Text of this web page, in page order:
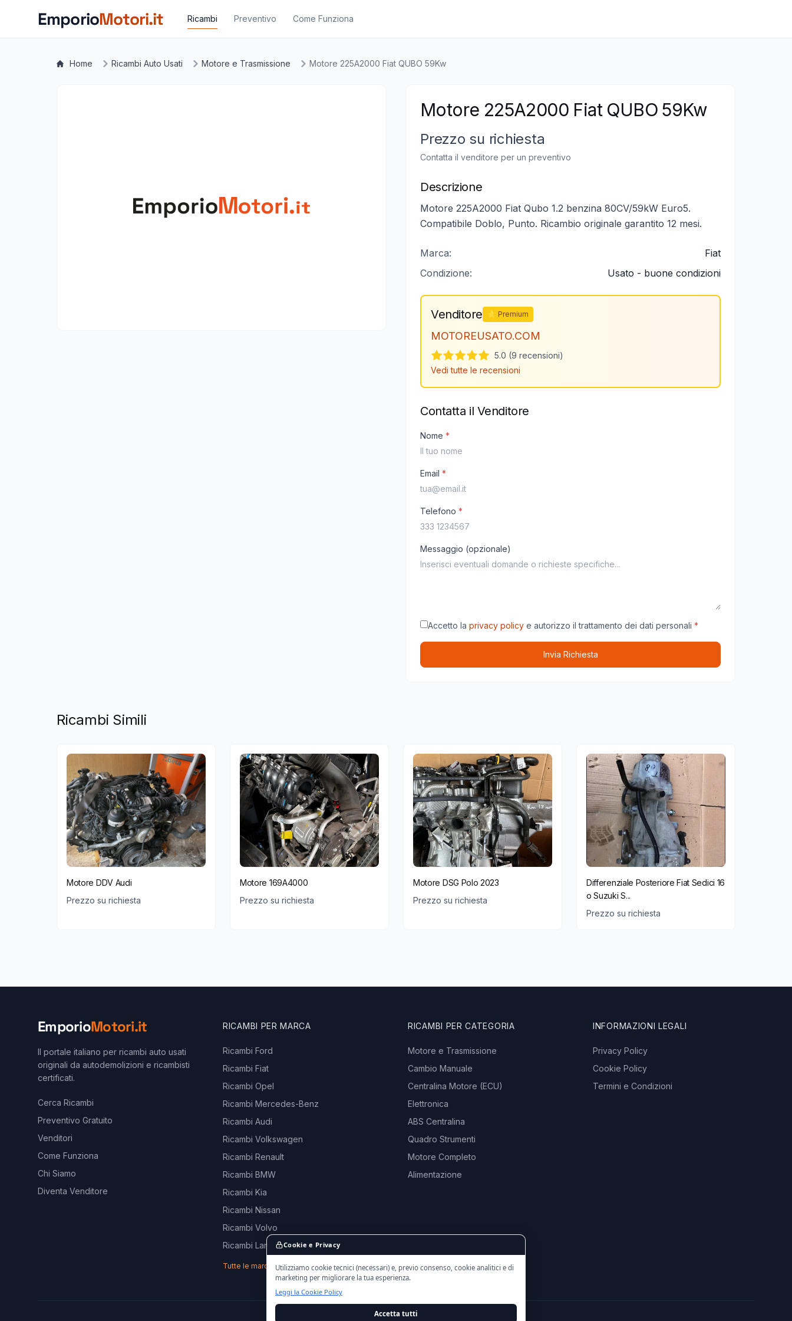
EmporioMotori.it Ricambi Preventivo Come Funziona
Home Ricambi Auto Usati Motore e Trasmissione Motore 225A2000 Fiat QUBO 59Kw
Motore 225A2000 Fiat QUBO 59Kw
Prezzo su richiesta
Contatta il venditore per un preventivo
Descrizione
Motore 225A2000 Fiat Qubo 1.2 benzina 80CV/59kW Euro5.
Compatibile Doblo, Punto. Ricambio originale garantito 12 mesi.
Marca:
Fiat
Condizione:
Usato - buone condizioni
Venditore ⭐ Premium
MOTOREUSATO.COM
5.0 (9 recensioni)
Vedi tutte le recensioni
Contatta il Venditore
Nome *
Email *
Telefono *
Messaggio (opzionale)
Accetto la privacy policy e autorizzo il trattamento dei dati personali *
Invia Richiesta
Ricambi Simili
Motore DDV Audi
Prezzo su richiesta
Motore 169A4000
Prezzo su richiesta
Motore DSG Polo 2023
Prezzo su richiesta
Differenziale Posteriore Fiat Sedici 16
o Suzuki S...
Prezzo su richiesta
EmporioMotori.it
Il portale italiano per ricambi auto usati
originali da autodemolizioni e ricambisti
certificati.
Cerca Ricambi
Preventivo Gratuito
Venditori
Come Funziona
Chi Siamo
Diventa Venditore
RICAMBI PER MARCA
Ricambi Ford
Ricambi Fiat
Ricambi Opel
Ricambi Mercedes-Benz
Ricambi Audi
Ricambi Volkswagen
Ricambi Renault
Ricambi BMW
Ricambi Kia
Ricambi Nissan
Ricambi Volvo
Ricambi Land Rover
Tutte le marche →
RICAMBI PER CATEGORIA
Motore e Trasmissione
Cambio Manuale
Centralina Motore (ECU)
Elettronica
ABS Centralina
Quadro Strumenti
Motore Completo
Alimentazione
INFORMAZIONI LEGALI
Privacy Policy
Cookie Policy
Termini e Condizioni
Cookie e Privacy
Utilizziamo cookie tecnici (necessari) e, previo consenso, cookie analitici e di
marketing per migliorare la tua esperienza.
Leggi la Cookie Policy
Accetta tutti